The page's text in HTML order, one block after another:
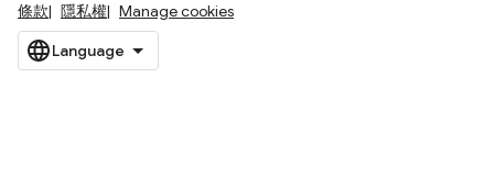
條款 隱私權 Manage cookies